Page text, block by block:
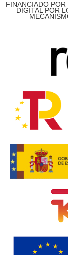
FINANCIADO POR
DIGITAL POR